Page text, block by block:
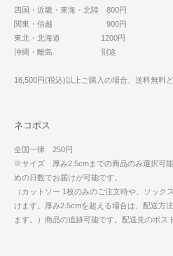
四国・近畿・東海・北陸 800円
関東・信越 900円
東北・北海道 1200円
沖縄・離島 別途
16,500円(税込)以上ご購入の場合、送料無料
ネコポス
全国一律 250円
※サイズ 厚み2.5cmまでの商品のみ選択可
めの日数でお届けが可能です。
（カットソー 1枚のみのご注文時や、ソック
けます。厚み2.5cmを超える場合は、配送方
ます。）商品の追跡可能です。配送先のポス